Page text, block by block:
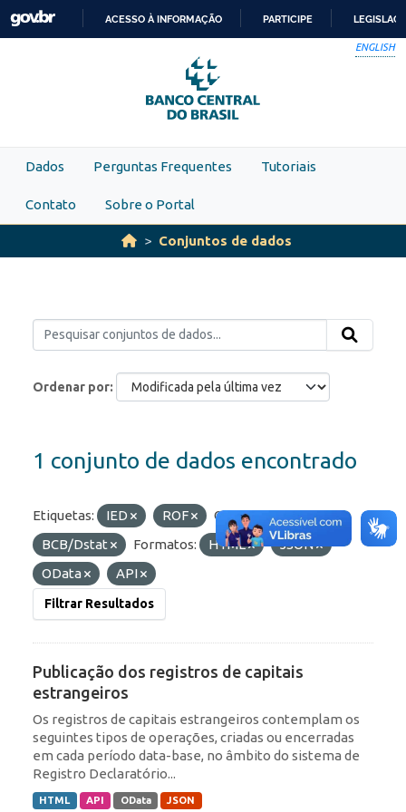
Skip to main content
PARA
O
CONTEÚDO
ACESSO À INFORMAÇÃO PARTICIPE
ENGLISH
Dados Perguntas Frequentes Tutoriais
Contato Sobre o Portal
Conjuntos de dados
Ordenar por
1 conjunto de dados encontrado
Etiquetas: IED ROF
Organizações:
BCB/Dstat
Formatos: HTML
JSON
OData
API
Filtrar Resultados
Publicação dos registros de capitais
estrangeiros
Os registros de capitais estrangeiros contemplam os
seguintes tipos de operações, criadas ou encerradas
em cada período data-base, no âmbito do sistema de
Registro Declaratório...
HTML API OData JSON